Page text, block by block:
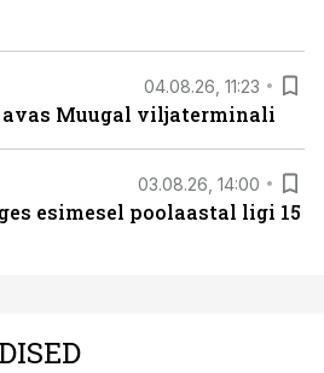
04.08.26, 11:23
avas Muugal viljaterminali
03.08.26, 14:00
esimesel poolaastal ligi 15